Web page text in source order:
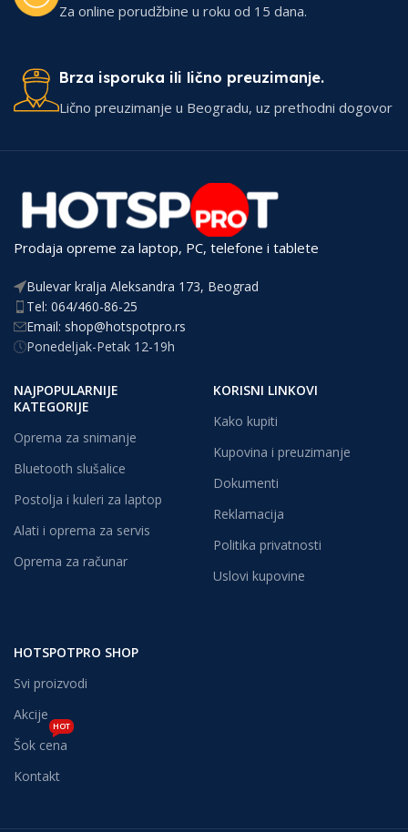
Za online porudžbine u roku od 15 dana.
Brza isporuka ili lično preuzimanje.
Lično preuzimanje u Beogradu, uz prethodni dogovor
Prodaja opreme za laptop, PC, telefone i tablete
Bulevar kralja Aleksandra 173, Beograd
Tel: 064/460-86-25
Email: shop@hotspotpro.rs
Ponedeljak-Petak 12-19h
NAJPOPULARNIJE
KATEGORIJE
Oprema za snimanje
Bluetooth slušalice
Postolja i kuleri za laptop
Alati i oprema za servis
Oprema za računar
KORISNI LINKOVI
Kako kupiti
Kupovina i preuzimanje
Dokumenti
Reklamacija
Politika privatnosti
Uslovi kupovine
HOTSPOTPRO SHOP
Svi proizvodi
Akcije
Šok cena
HOT
Kontakt